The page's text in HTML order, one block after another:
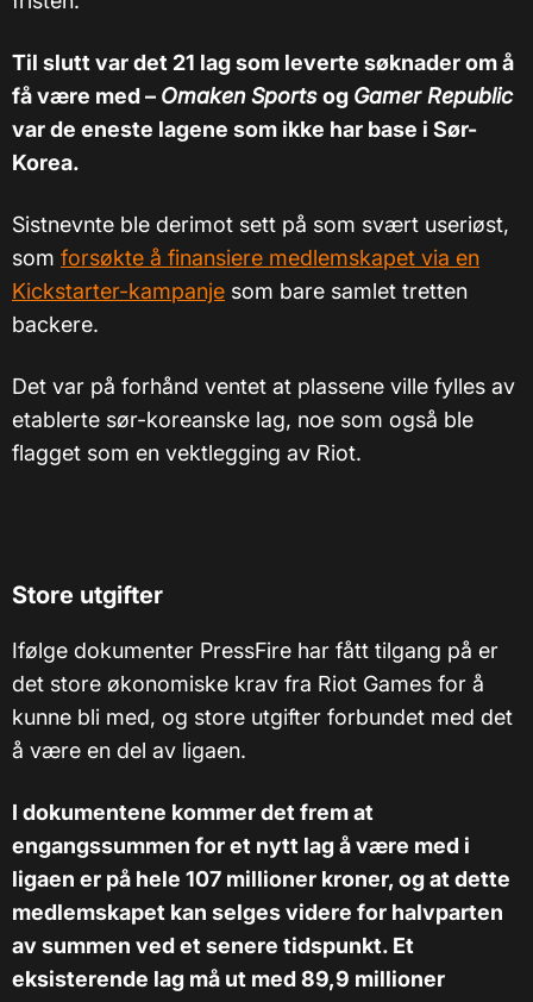
Til slutt var det 21 lag som leverte søknader om å
få være med – Omaken Sportsog Gamer Republic
var de eneste lagene som ikke har base i Sør-
Korea.
Sistnevnte ble derimot sett på som svært useriøst,
som forsøkte å finansiere medlemskapet via en
Kickstarter-kampanje som bare samlet tretten
backere.
Det var på forhånd ventet at plassene ville fylles av
etablerte sør-koreanske lag, noe som også ble
flagget som en vektlegging av Riot.
Store utgifter
Ifølge dokumenter PressFire har fått tilgang på er
det store økonomiske krav fra Riot Games for å
kunne bli med, og store utgifter forbundet med det
å være en del av ligaen.
I dokumentene kommer det frem at
engangssummen for et nytt lag å være med i
ligaen er på hele 107 millioner kroner, og at dette
medlemskapet kan selges videre for halvparten
av summen ved et senere tidspunkt. Et
eksisterende lag må ut med 89,9 millioner